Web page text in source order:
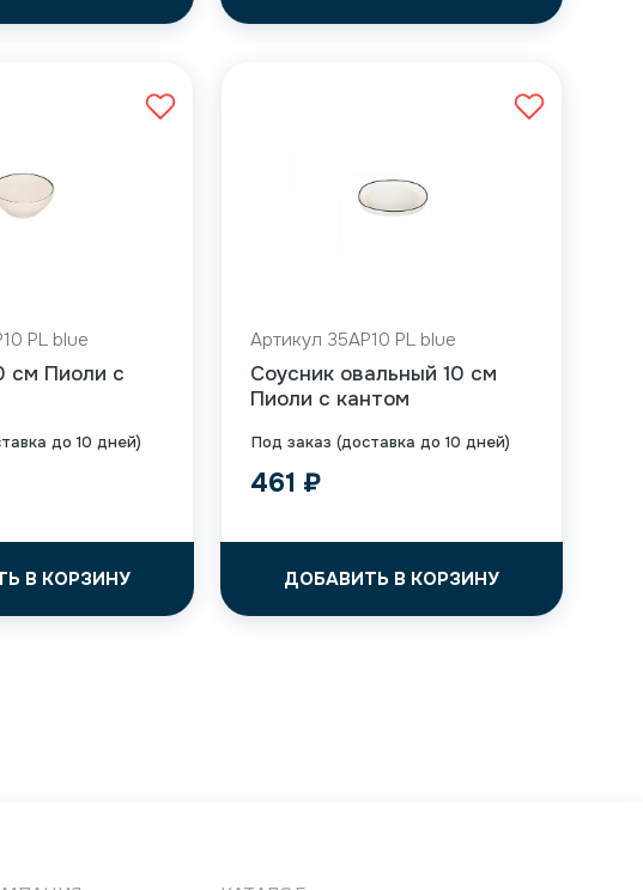
до 10 дней)
PL blue
см Пиоли с
В КОРЗИНУ
Под заказ (доставка до 10 дней)
Артикул 35AP10 PL blue
Соусник овальный 10 см
Пиоли с кантом
461 ₽
ДОБАВИТЬ В КОРЗИНУ